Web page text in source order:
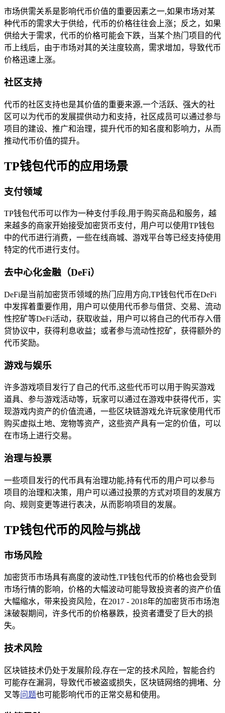
市场供需关系是影响代币价值的重要因素之一,如果市场对某
种代币的需求大于供给，代币的价格往往会上涨；反之，如果
供给大于需求，代币的价格可能会下跌，当某个热门项目的代
币上线后，由于市场对其的关注度较高，需求增加，导致代币
价格迅速上涨。
社区支持
代币的社区支持也是其价值的重要来源,一个活跃、强大的社
区可以为代币的发展提供动力和支持，社区成员可以通过参与
项目的建设、推广和治理，提升代币的知名度和影响力，从而
推动代币价值的提升。
TP钱包代币的应用场景
支付领域
TP钱包代币可以作为一种支付手段,用于购买商品和服务，越
来越多的商家开始接受加密货币支付，用户可以使用TP钱包
中的代币进行消费，一些在线商城、游戏平台等已经支持使用
特定的代币进行支付。
去中心化金融（DeFi）
DeFi是当前加密货币领域的热门应用方向,TP钱包代币在DeFi
中发挥着重要作用，用户可以使用代币参与借贷、交易、流动
性挖矿等DeFi活动，获取收益，用户可以将自己的代币存入借
贷协议中，获得利息收益；或者参与流动性挖矿，获得额外的
代币奖励。
游戏与娱乐
许多游戏项目发行了自己的代币,这些代币可以用于购买游戏
道具、参与游戏活动等，玩家可以通过在游戏中获得代币，实
现游戏内资产的价值流通，一些区块链游戏允许玩家使用代币
购买虚拟土地、宠物等资产，这些资产具有一定的价值，可以
在市场上进行交易。
治理与投票
一些项目发行的代币具有治理功能,持有代币的用户可以参与
项目的治理和决策，用户可以通过投票的方式对项目的发展方
向、规则变更等进行表决，从而影响项目的发展。
TP钱包代币的风险与挑战
市场风险
加密货币市场具有高度的波动性,TP钱包代币的价格也会受到
市场行情的影响，价格的大幅波动可能导致投资者的资产价值
大幅缩水，带来投资风险，在2017 - 2018年的加密货币市场泡
沫破裂期间，许多代币的价格暴跌，投资者遭受了巨大的损
失。
技术风险
区块链技术仍处于发展阶段,存在一定的技术风险，智能合约
可能存在漏洞，导致代币被盗或损失，区块链网络的拥堵、分
叉等问题也可能影响代币的正常交易和使用。